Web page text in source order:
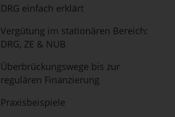
DRG einfach erklärt
Vergütung im stationären Bereich:
DRG, ZE & NUB
Überbrückungswege bis zur
regulären Finanzierung
Praxisbeispiele